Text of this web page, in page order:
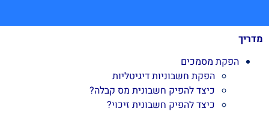
מדריך
הפקת מסמכים
הפקת חשבוניות דיגיטליות
כיצד להפיק חשבונית מס קבלה?
כיצד להפיק חשבונית זיכוי?